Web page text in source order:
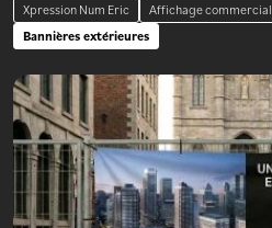
Xpression Num Eric Affichage commercial
Bannières extérieures